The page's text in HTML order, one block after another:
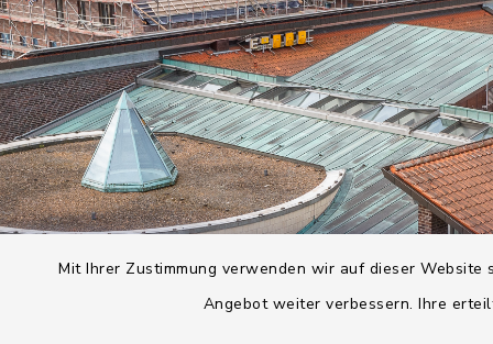
Mit Ihrer Zustimmung verwenden wir auf dieser
Angebot weiter verbessern. Ihre